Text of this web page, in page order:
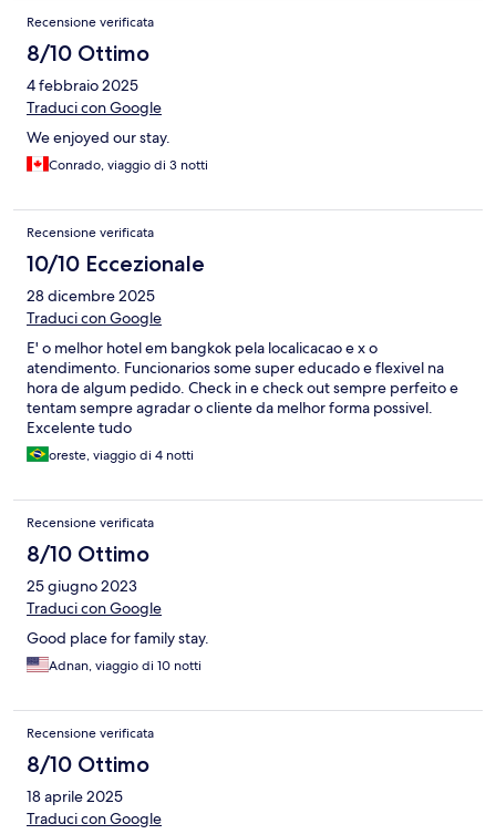
Recensione verificata
8/10 Ottimo
4 febbraio 2025
Traduci con Google
We enjoyed our stay.
Conrado, viaggio di 3 notti
Recensione verificata
10/10 Eccezionale
28 dicembre 2025
Traduci con Google
E' o melhor hotel em bangkok pela localicacao e x o
atendimento. Funcionarios some super educado e flexivel na
hora de algum pedido. Check in e check out sempre perfeito e
tentam sempre agradar o cliente da melhor forma possivel.
Excelente tudo
oreste, viaggio di 4 notti
Recensione verificata
8/10 Ottimo
25 giugno 2023
Traduci con Google
Good place for family stay.
Adnan, viaggio di 10 notti
Recensione verificata
8/10 Ottimo
18 aprile 2025
Traduci con Google